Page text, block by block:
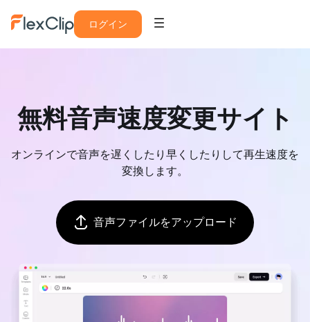
ログイン
無料音声速度変更サイト
オンラインで音声を遅くしたり早くしたりして再生速度を
変換します。
音声ファイルをアップロード